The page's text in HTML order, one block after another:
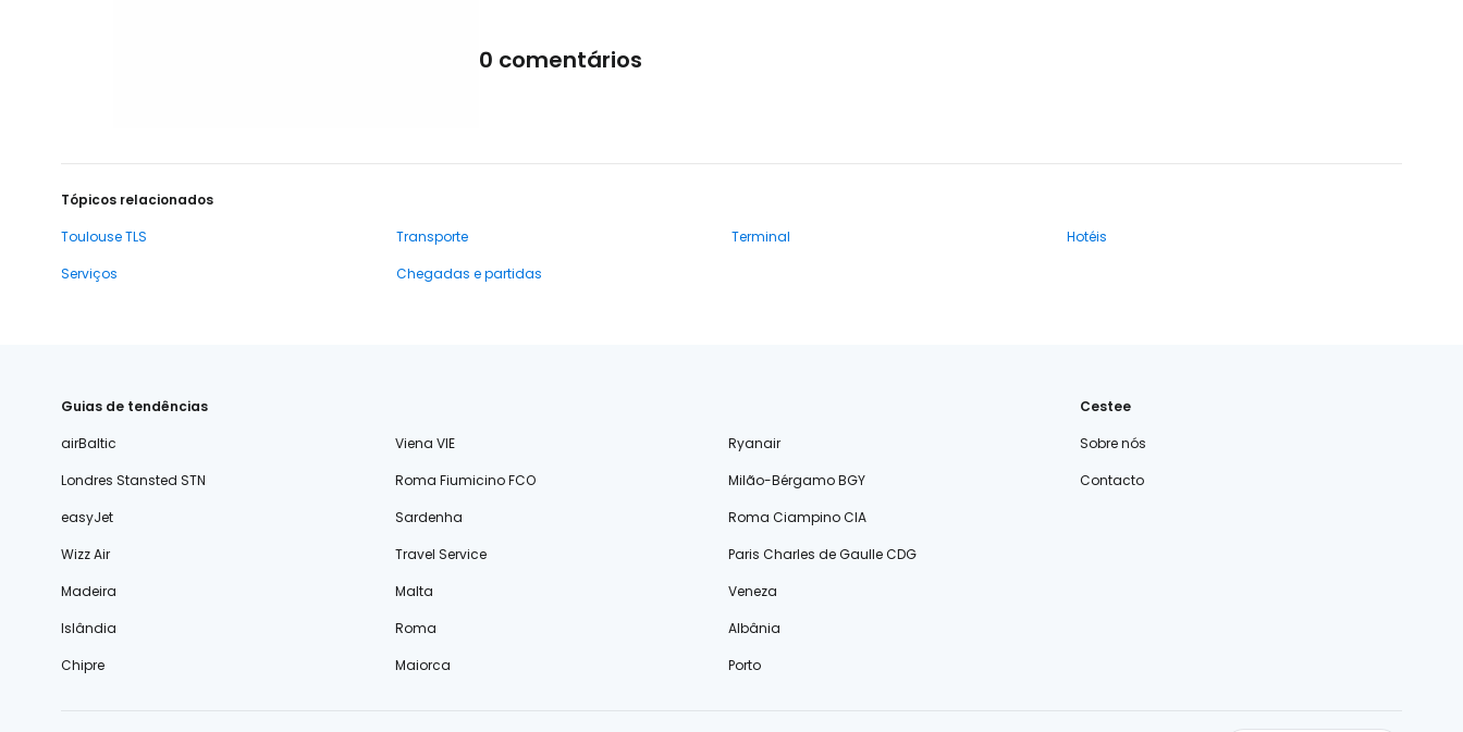
0 comentários
Tópicos relacionados
Toulouse TLS
Transporte Terminal
Hotéis
Serviços
Chegadas e partidas
Guias de tendências
airBaltic
Viena VIE
Ryanair
Londres Stansted STN
Roma Fiumicino FCO
Milão-Bérgamo BGY
easyJet
Sardenha
Roma Ciampino CIA
Wizz Air
Travel Service
Paris Charles de Gaulle CDG
Madeira
Malta
Veneza
Islândia
Roma
Albânia
Chipre
Maiorca Porto
Cestee
Sobre nós
Contacto